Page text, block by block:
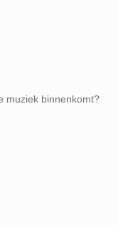
muziek binnenkomt?